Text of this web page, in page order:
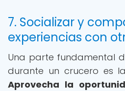
7. Socializar y
experiencias con
Una parte fundamental
durante un crucero es
Aprovecha la